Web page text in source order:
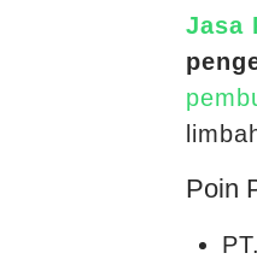
Jasa
Poin